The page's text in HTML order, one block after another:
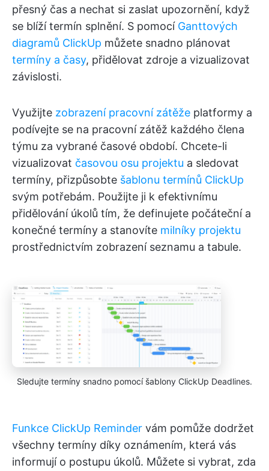
přesný čas a nechat si zaslat upozornění, když
se blíží termín splnění. S pomocí Ganttových
diagramů ClickUp můžete snadno plánovat
termíny a časy, přidělovat zdroje a vizualizovat
závislosti.
Využijte zobrazení pracovní zátěže platformy a
podívejte se na pracovní zátěž každého člena
týmu za vybrané časové období. Chcete-li
vizualizovat časovou osu projektu a sledovat
termíny, přizpůsobte šablonu termínů ClickUp
svým potřebám. Použijte ji k efektivnímu
přidělování úkolů tím, že definujete počáteční a
konečné termíny a stanovíte milníky projektu
prostřednictvím zobrazení seznamu a tabule.
Sledujte termíny snadno pomocí šablony ClickUp Deadlines.
Funkce ClickUp Reminder vám pomůže dodržet
všechny termíny díky oznámením, která vás
informují o postupu úkolů. Můžete si vybrat, zda